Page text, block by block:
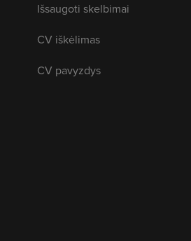
Išsaugoti skelbimai
CV iškėlimas
CV pavyzdys